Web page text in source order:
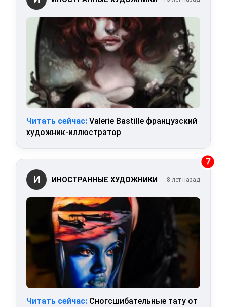
Читать сейчас: Valerie Bastille французский
художник-иллюстратор
7
И ИНОСТРАННЫЕ ХУДОЖНИКИ 8 лет назад
Читать сейчас: Сногсшибательные тату от